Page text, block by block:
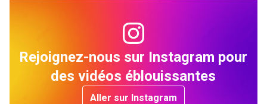
Rejoignez-nous sur Instagram pour
des vidéos éblouissantes
Aller sur Instagram